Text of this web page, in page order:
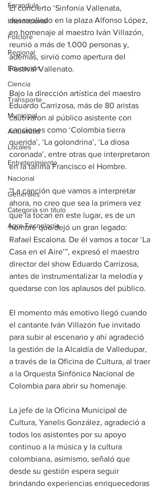
Farandula
Internacional
Folclore
Regional
Educación
Ciencia
Transporte
Municipal
Actualidad
Locales
Entretenimiento
Nacional
Generales
Categoría sin título
Agro-Tecnología
El concierto ‘Sinfonía Vallenata,
desarrollado en la plaza Alfonso López,
en homenaje al maestro Iván Villazón,
reunió a más de 1.000 personas y,
además, sirvió como apertura del
Festival Vallenato.
Bajo la dirección artística del maestro
Eduardo Carrizosa, más de 80 aristas
cautivaron al público asistente con
canciones como ‘Colombia tierra
querida’, ‘La golondrina’, ‘La diosa
coronada’, entre otras que interpretaron
en la tarima Francisco el Hombre.
“La canción que vamos a interpretar
ahora, no creo que sea la primera vez
que la tocan en este lugar, es de un
hombre que dejó un gran legado:
Rafael Escalona. De él vamos a tocar ‘La
Casa en el Aire’”, expresó el maestro
director del show Eduardo Carrizosa,
antes de instrumentalizar la melodía y
quedarse con los aplausos del público.
El momento más emotivo llegó cuando
el cantante Iván Villazón fue invitado
para subir al escenario y ahí agradeció
la gestión de la Alcaldía de Valledupar,
a través de la Oficina de Cultura, al traer
a la Orquesta Sinfónica Nacional de
Colombia para abrir su homenaje.
La jefe de la Oficina Municipal de
Cultura, Yanelis González, agradeció a
todos los asistentes por su apoyo
continuo a la música y la cultura
colombiana, asimismo, señaló que
desde su gestión espera seguir
brindando experiencias enriquecedoras